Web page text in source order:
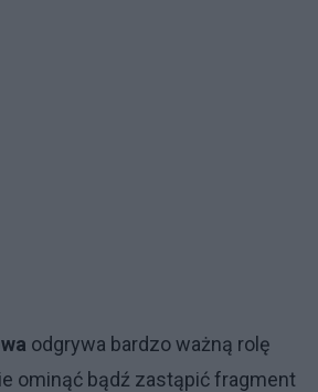
odgrywa bardzo ważną rolę
ominąć bądź zastąpić fragment